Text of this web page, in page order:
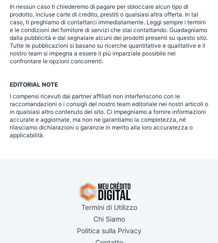
In nessun caso ti chiederemo di pagare per sbloccare alcun tipo di
prodotto, incluse carte di credito, prestiti o qualsiasi altra offerta. In tal
caso, ti preghiamo di contattarci immediatamente. Leggi sempre i termini
e le condizioni del fornitore di servizi che stai contattando. Guadagniamo
dalla pubblicità e dal segnalare alcuni dei prodotti presenti su questo sito.
Tutte le pubblicazioni si basano su ricerche quantitative e qualitative e il
nostro team si impegna a essere il più imparziale possibile nel
confrontare le opzioni concorrenti.
EDITORIAL NOTE
I compensi ricevuti dai partner affiliati non interferiscono con le
raccomandazioni o i consigli del nostro team editoriale nei nostri articoli o
in qualsiasi altro contenuto del sito. Ci impegniamo a fornire informazioni
accurate e aggiornate, ma non ne garantiamo la completezza, né
rilasciamo dichiarazioni o garanzie in merito alla loro accuratezza o
applicabilità.
Termini di Utilizzo
Chi Siamo
Politica sulla Privacy